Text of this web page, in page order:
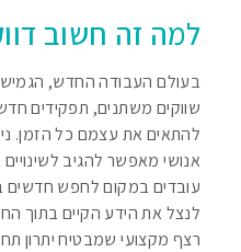
למה זה חשוב
בעולם העבודה החדש,
שווקים משתנים, תפקידים
להתאים את עצמם כל הזמן.
אנושי מאפשר להגיב
עובדים במקום לחפש
לנצל את הידע הקיים בתוך
רצף מקצועי שמבטיח יתרון